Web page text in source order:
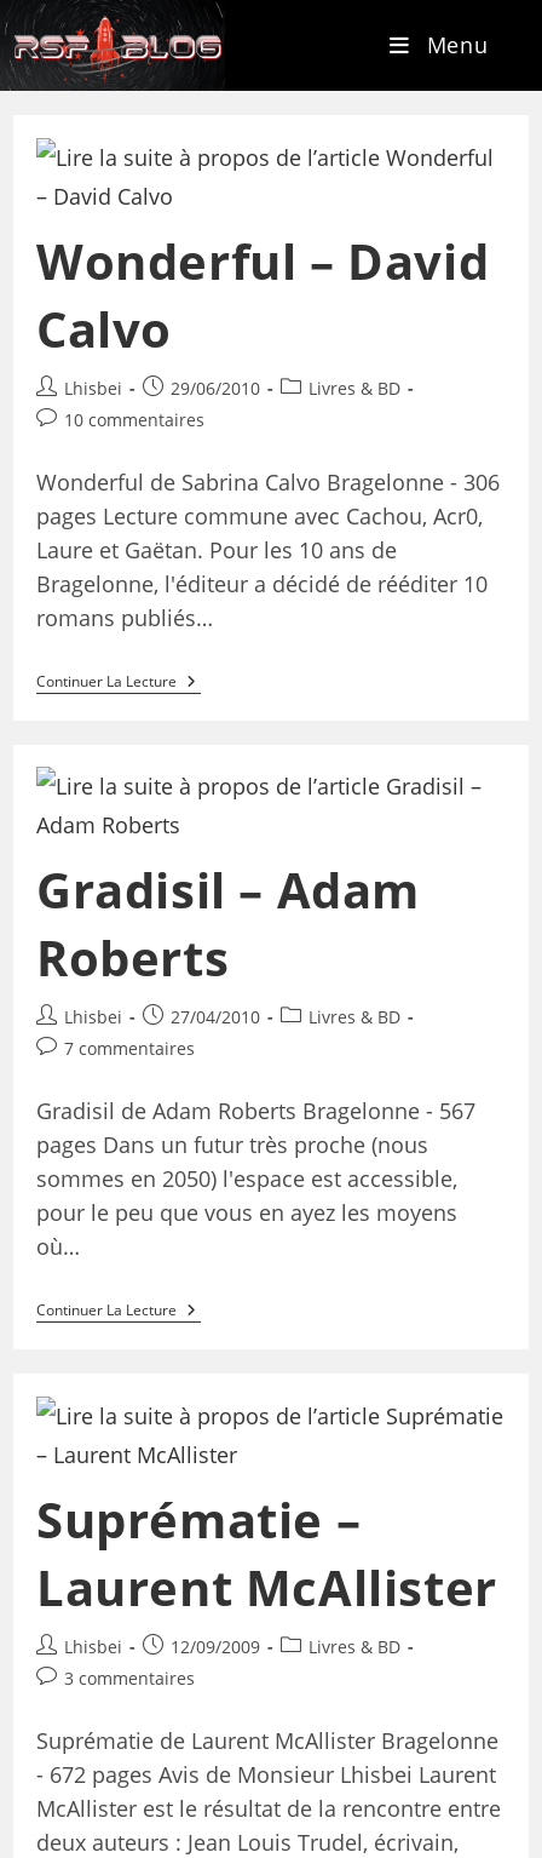
Menu
Wonderful – David
Calvo
Lhisbei 29/06/2010
Livres & BD
10 commentaires
Wonderful de Sabrina Calvo Bragelonne - 306
pages Lecture commune avec Cachou, Acr0,
Laure et Gaëtan. Pour les 10 ans de
Bragelonne, l'éditeur a décidé de rééditer 10
romans publiés…
Continuer La Lecture
Gradisil – Adam
Roberts
Lhisbei 27/04/2010
Livres & BD
7 commentaires
Gradisil de Adam Roberts Bragelonne - 567
pages Dans un futur très proche (nous
sommes en 2050) l'espace est accessible,
pour le peu que vous en ayez les moyens
où…
Continuer La Lecture
Suprématie –
Laurent McAllister
Lhisbei 12/09/2009
Livres & BD
3 commentaires
Suprématie de Laurent McAllister Bragelonne
- 672 pages Avis de Monsieur Lhisbei Laurent
McAllister est le résultat de la rencontre entre
deux auteurs : Jean Louis Trudel, écrivain,